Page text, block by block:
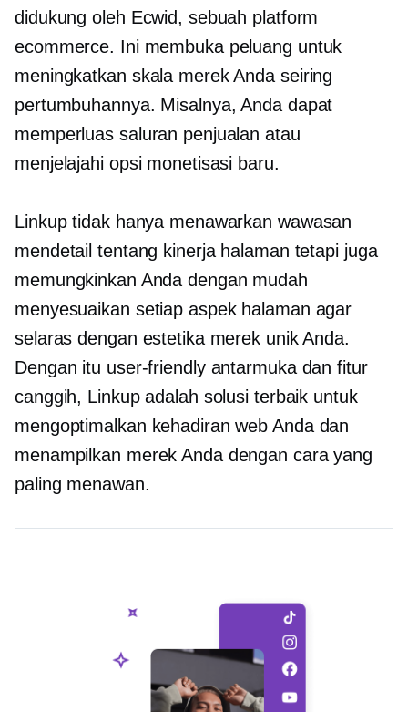
didukung oleh Ecwid, sebuah platform
ecommerce. Ini membuka peluang untuk
meningkatkan skala merek Anda seiring
pertumbuhannya. Misalnya, Anda dapat
memperluas saluran penjualan atau
menjelajahi opsi monetisasi baru.
Linkup tidak hanya menawarkan wawasan
mendetail tentang kinerja halaman tetapi juga
memungkinkan Anda dengan mudah
menyesuaikan setiap aspek halaman agar
selaras dengan estetika merek unik Anda.
Dengan itu user-friendlyantarmuka dan fitur
canggih, Linkup adalah solusi terbaik untuk
mengoptimalkan kehadiran web Anda dan
menampilkan merek Anda dengan cara yang
paling menawan.